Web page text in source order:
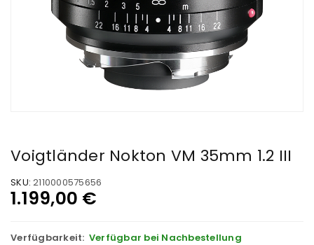
Voigtländer Nokton VM 35mm 1.2 III
SKU: 2110000575656
1.199,00 €
Verfügbarkeit: Verfügbar bei Nachbestellung